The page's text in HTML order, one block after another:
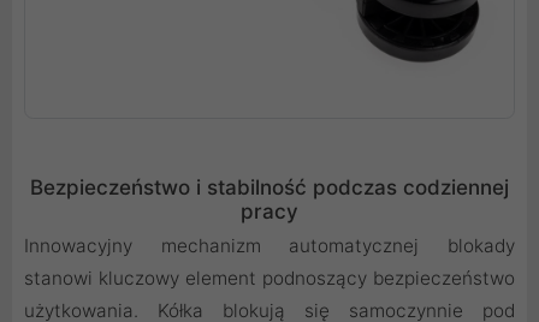
Bezpieczeństwo i stabilność podczas codziennej
pracy
Innowacyjny mechanizm automatycznej blokady
stanowi kluczowy element podnoszący bezpieczeństwo
użytkowania. Kółka blokują się samoczynnie pod